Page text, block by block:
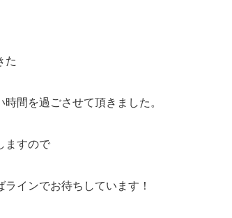
た
間を過ごさせて頂きました。
ますので
インでお待ちしています！